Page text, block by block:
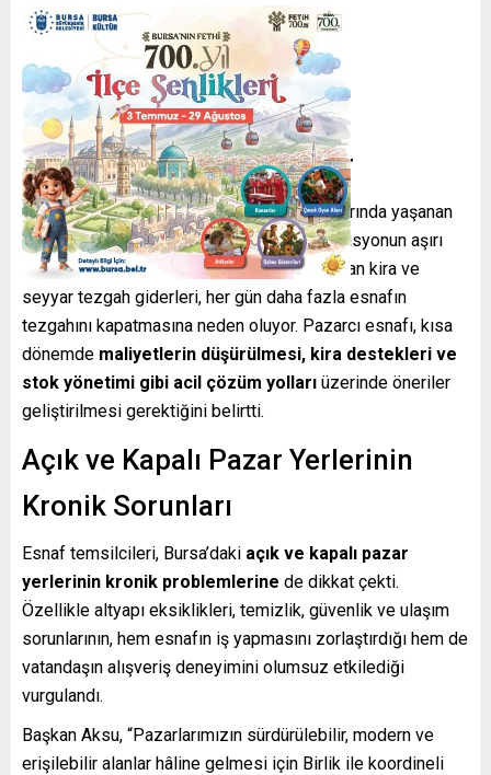
Çarşı ve Pazarlarda Artan
Enflasyon Esnafı Zorluyor
Ziyaret sırasında, Bursa’nın çarşı ve pazarlarında yaşanan
ekonomik sıkıntılar da gündeme geldi. Enflasyonun aşırı
yükselmesi, girdi maliyetlerinin artışı ve artan kira ve
seyyar tezgah giderleri, her gün daha fazla esnafın
tezgahını kapatmasına neden oluyor. Pazarcı esnafı, kısa
dönemde maliyetlerin düşürülmesi, kira destekleri ve
stok yönetimi gibi acil çözüm yolları üzerinde öneriler
geliştirilmesi gerektiğini belirtti.
Açık ve Kapalı Pazar Yerlerinin
Kronik Sorunları
Esnaf temsilcileri, Bursa’daki açık ve kapalı pazar
yerlerinin kronik problemlerine de dikkat çekti.
Özellikle altyapı eksiklikleri, temizlik, güvenlik ve ulaşım
sorunlarının, hem esnafın iş yapmasını zorlaştırdığı hem de
vatandaşın alışveriş deneyimini olumsuz etkilediği
vurgulandı.
Başkan Aksu, “Pazarlarımızın sürdürülebilir, modern ve
erişilebilir alanlar hâline gelmesi için Birlik ile koordineli